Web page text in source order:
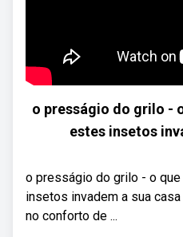
o presságio do grilo -
estes insetos
o presságio do grilo - o
insetos invadem a sua
no conforto de ...